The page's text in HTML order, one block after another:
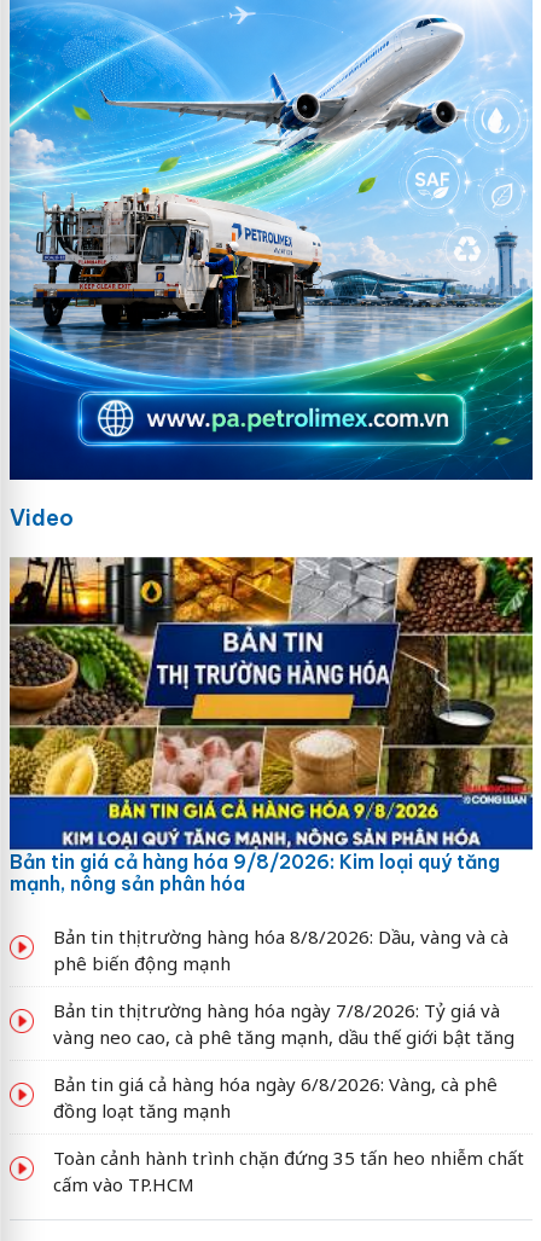
Video
Bản tin giá cả hàng hóa 9/8/2026: Kim loại quý tăng
mạnh, nông sản phân hóa
Bản tin thị trường hàng hóa 8/8/2026: Dầu, vàng và cà
phê biến động mạnh
Bản tin thị trường hàng hóa ngày 7/8/2026: Tỷ giá và
vàng neo cao, cà phê tăng mạnh, dầu thế giới bật tăng
Bản tin giá cả hàng hóa ngày 6/8/2026: Vàng, cà phê
đồng loạt tăng mạnh
Toàn cảnh hành trình chặn đứng 35 tấn heo nhiễm chất
cấm vào TP.HCM